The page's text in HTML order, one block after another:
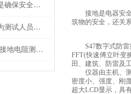
防雷接地电阻测试仪是确保安全的关键工具
防雷接地电阻测试仪为测试人员的工作提供了便利
防雷接地电阻测试仪(接地电阻测试工具)介绍
接地是电器安全
筑物的安全，还关
S47数字式防雷接
FFT(快速傅立叶变
田、建筑、防雷及
仪器由主机、测
密度小、强度、刚
超大LCD显示，具